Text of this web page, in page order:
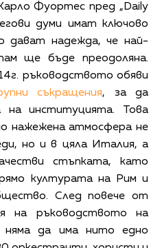
Фуортес пред „Daily
думи имат ключово
дават надежда, че най-
ще бъде преодоляна.
ръководството обяви
съкращения, за да
на институцията. Това
нажежена атмосфера не
но и в цяла Италия, а
стъпката, като
културата на Рим и
След повече от
на ръководството на
няма да има нито едно